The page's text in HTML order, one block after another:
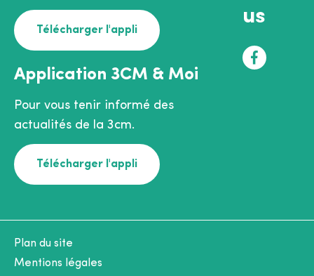
Télécharger l'appli
Application 3CM & Moi
Pour vous tenir informé des
actualités de la 3cm.
Télécharger l'appli
us
F
Plan du site
Mentions légales